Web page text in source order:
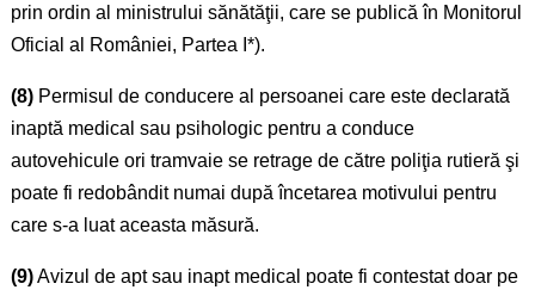
prin ordin al ministrului sănătăţii, care se publică în Monitorul
Oficial al României, Partea I*).
(8)Permisul de conducere al persoanei care este declarată
inaptă medical sau psihologic pentru a conduce
autovehicule ori tramvaie se retrage de către poliţia rutieră şi
poate fi redobândit numai după încetarea motivului pentru
care s-a luat aceasta măsură.
(9)Avizul de apt sau inapt medical poate fi contestat doar pe